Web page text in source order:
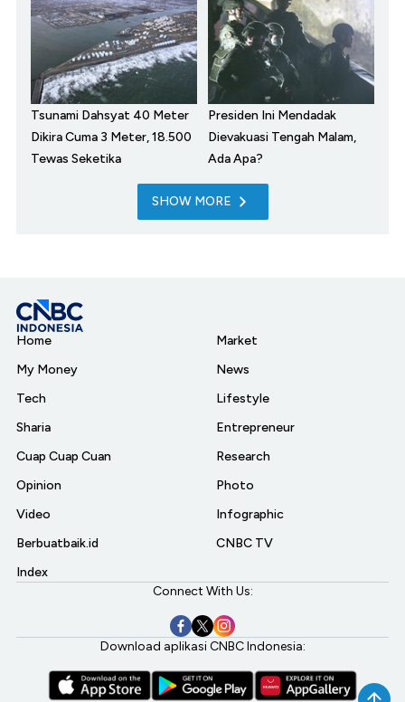
Tsunami Dahsyat 40 Meter
Dikira Cuma 3 Meter, 18.500
Tewas Seketika
Presiden Ini Mendadak
Dievakuasi Tengah Malam,
Ada Apa?
SHOW MORE
Home
My Money
Tech
Sharia
Cuap Cuap Cuan
Opinion
Video
Berbuatbaik.id
Index
Market
News
Lifestyle
Entrepreneur
Research
Photo
Infographic
CNBC TV
Connect With Us:
Download aplikasi CNBC Indonesia: